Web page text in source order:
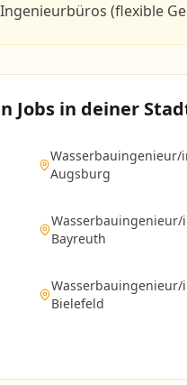
(flexible
Jobs in deiner
Wasserbauingenieur/
Augsburg
Wasserbauingenieur/
Bayreuth
Wasserbauingenieur/
Bielefeld